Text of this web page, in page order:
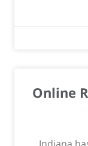
Online